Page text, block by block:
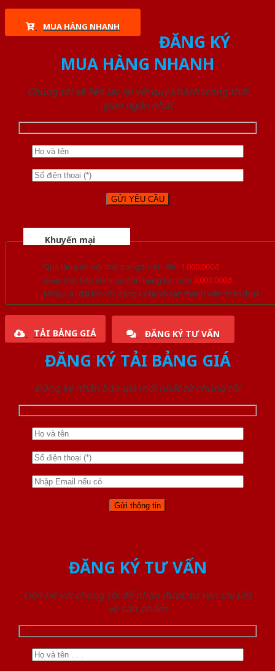
MUA HÀNG NHANH
ĐĂNG KÝ
MUA HÀNG NHANH
Chúng tôi sẽ liên lạc lại với quý khách trong thời
gian ngắn nhất
Khuyến mại
Quà tặng đồ nội thất trang trí lên đến 1.000.000đ
Giảm trực tiếp khi mua đơn hàng lớn hơn 3.000.000đ
Nhiều ưu đãi lớn khi đăng ký tài khoản thành viên thân thiết
TẢI BẢNG GIÁ ĐĂNG KÝ TƯ VẤN
ĐĂNG KÝ TẢI BẢNG GIÁ
Đăng ký nhận báo giá mới nhất từ chúng tôi
ĐĂNG KÝ TƯ VẤN
Liên hệ với chúng tôi để nhận được tư vấn chi tiết
về sản phẩm